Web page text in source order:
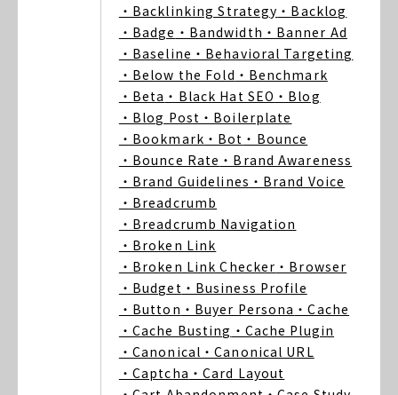
・Backlinking Strategy ・Backlog
・Badge ・Bandwidth ・Banner Ad
・Baseline ・Behavioral Targeting
・Below the Fold ・Benchmark
・Beta ・Black Hat SEO ・Blog
・Blog Post ・Boilerplate
・Bookmark ・Bot ・Bounce
・Bounce Rate ・Brand Awareness
・Brand Guidelines ・Brand Voice
・Breadcrumb
・Breadcrumb Navigation
・Broken Link
・Broken Link Checker ・Browser
・Budget ・Business Profile
・Button ・Buyer Persona ・Cache
・Cache Busting ・Cache Plugin
・Canonical ・Canonical URL
・Captcha ・Card Layout